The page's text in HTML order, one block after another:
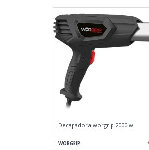
Decapadora worgrip 2000 w.
WORGRIP